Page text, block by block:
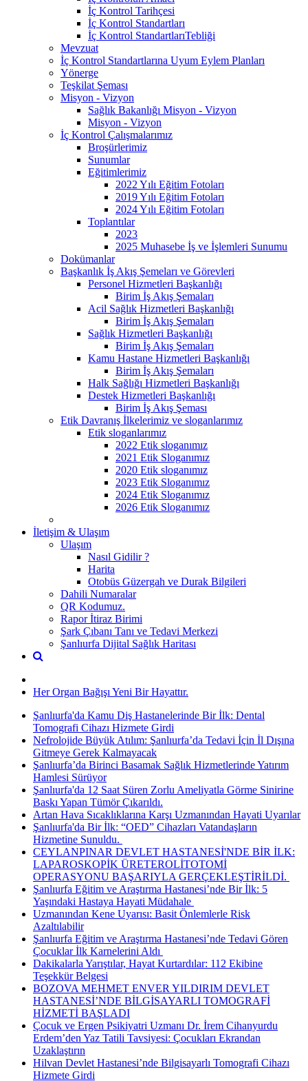
İç Kontrol Tarihçesi
İç Kontrol Standartları
İç Kontrol StandartlarıTebliği
Mevzuat
İç Kontrol Standartlarına Uyum Eylem Planları
Yönerge
Teşkilat Şeması
Misyon - Vizyon
Sağlık Bakanlığı Misyon - Vizyon
Misyon - Vizyon
İç Kontrol Çalışmalarımız
Broşürlerimiz
Sunumlar
Eğitimlerimiz
2022 Yılı Eğitim Fotoları
2019 Yılı Eğitim Fotoları
2024 Yılı Eğitim Fotoları
Toplantılar
2023
2025 Muhasebe İş ve İşlemleri Sunumu
Dokümanlar
Başkanlık İş Akış Şemeları ve Görevleri
Personel Hizmetleri Başkanlığı
Birim İş Akış Şemaları
Acil Sağlık Hizmetleri Başkanlığı
Birim İş Akış Şemaları
Sağlık Hizmetleri Başkanlığı
Birim İş Akış Şemaları
Kamu Hastane Hizmetleri Başkanlığı
Birim İş Akış Şemaları
Halk Sağlığı Hizmetleri Başkanlığı
Destek Hizmetleri Başkanlığı
Birim İş Akış Şeması
Etik Davranış İlkelerimiz ve sloganlarımız
Etik sloganlarımız
2022 Etik sloganımız
2021 Etik Sloganımız
2020 Etik sloganımız
2023 Etik Sloganımız
2024 Etik Sloganımız
2026 Etik Sloganımız
İletişim & Ulaşım
Ulaşım
Nasıl Gidilir ?
Harita
Otobüs Güzergah ve Durak Bilgileri
Dahili Numaralar
QR Kodumuz.
Rapor İtiraz Birimi
Şark Çıbanı Tanı ve Tedavi Merkezi
Şanlıurfa Dijital Sağlık Haritası
Her Organ Bağışı Yeni Bir Hayattır.
Şanlıurfa'da Kamu Diş Hastanelerinde Bir İlk: Dental
Tomografi Cihazı Hizmete Girdi
Nefrolojide Büyük Atılım: Şanlıurfa’da Tedavi İçin İl Dışına
Gitmeye Gerek Kalmayacak
Şanlıurfa’da Birinci Basamak Sağlık Hizmetlerinde Yatırım
Hamlesi Sürüyor
Şanlıurfa'da 12 Saat Süren Zorlu Ameliyatla Görme Sinirine
Baskı Yapan Tümör Çıkarıldı.
Artan Hava Sıcaklıklarına Karşı Uzmanından Hayati Uyarılar
Şanlıurfa'da Bir İlk: “OED” Cihazları Vatandaşların
Hizmetine Sunuldu. ​
CEYLANPINAR DEVLET HASTANESİ'NDE BİR İLK:
LAPAROSKOPİK ÜRETEROLİTOTOMİ
OPERASYONU BAŞARIYLA GERÇEKLEŞTİRİLDİ. ​
Şanlıurfa Eğitim ve Araştırma Hastanesi’nde Bir İlk: 5
Yaşındaki Hastaya Hayati Müdahale ​
Uzmanından Kene Uyarısı: Basit Önlemlerle Risk
Azaltılabilir
Şanlıurfa Eğitim ve Araştırma Hastanesi’nde Tedavi Gören
Çocuklar İlk Karnelerini Aldı ​
Dakikalarla Yarıştılar, Hayat Kurtardılar: 112 Ekibine
Teşekkür Belgesi
BOZOVA MEHMET ENVER YILDIRIM DEVLET
HASTANESİ’NDE BİLGİSAYARLI TOMOGRAFİ
HİZMETİ BAŞLADI
Çocuk ve Ergen Psikiyatri Uzmanı Dr. İrem Cihanyurdu
Erdem’den Yaz Tatili Tavsiyesi: Çocukları Ekrandan
Uzaklaştırın
Hilvan Devlet Hastanesi’nde Bilgisayarlı Tomografi Cihazı
Hizmete Girdi